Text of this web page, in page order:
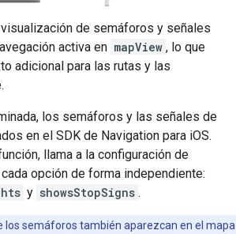
de semáforos y señales
activa en mapView , lo que
adicional para las rutas y las
los semáforos y las señales de
en el SDK de Navigation para iOS.
llama a la configuración de
opción de forma independiente:
y showsStopSigns .
los semáforos también aparezcan en el mapa